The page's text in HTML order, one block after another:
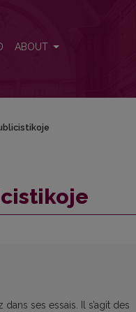
ABOUT
ses essais. Il s’agit des